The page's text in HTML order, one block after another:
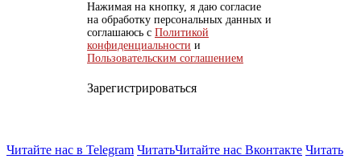
Нажимая на кнопку, я даю согласие
на обработку персональных данных и
соглашаюсь с Политикой
конфиденциальности и
Пользовательским соглашением
Зарегистрироваться
Читайте нас в Telegram ЧитатьЧитайте нас Вконтакте Читать